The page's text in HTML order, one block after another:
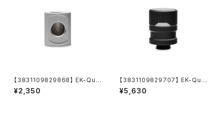
【3831109829868】 EK-Qua
ntum Torque Splitter 3F T
- Satin Titanium
¥2,350
【3831109829707】 EK-Qua
ntum Torque Drain Valve -
Black
¥5,630